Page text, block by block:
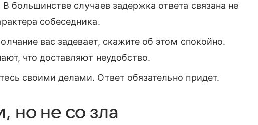
В большинстве случаев задержка ответа связана не
собеседника.
вас задевает, скажите об этом спокойно.
что доставляют неудобство.
своими делами. Ответ обязательно придет.
но не со зла